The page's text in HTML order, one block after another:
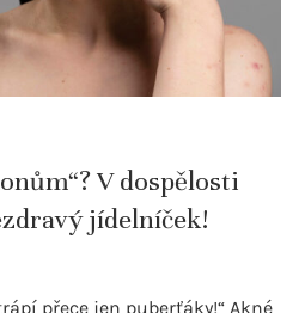
V dospělosti
jídelníček!
přece jen puberťáky!“ Akné